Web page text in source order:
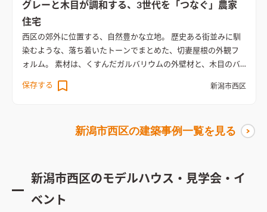
グレーと木目が調和する、3世代を「つなぐ」農家
住宅
西区の郊外に位置する、自然豊かな立地。 歴史ある街並みに馴
染むような、落ち着いたトーンでまとめた、切妻屋根の外観フ
ォルム。 素材は、くすんだガルバリウムの外壁材と、木目のバ
の池庭を望める位置に配置し、3世代住宅の生活を考え、それぞ
ら、新しい生活への希望へと「つなぐ」住まい。カーテンレス
気のLDK
保存する 新潟市西区
新潟市西区の建築事例一覧を見る
新潟市西区のモデルハウス・見学会・イ
ベント